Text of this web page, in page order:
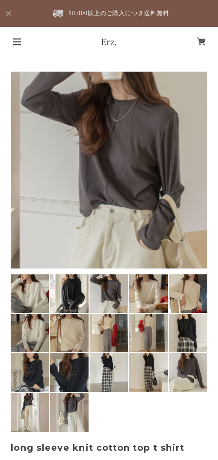
¥8,000以上のご購入につき送料無料
long sleeve knit cotton top t shirt